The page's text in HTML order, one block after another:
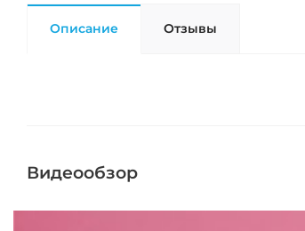
Описание Отзывы
Видеообзор